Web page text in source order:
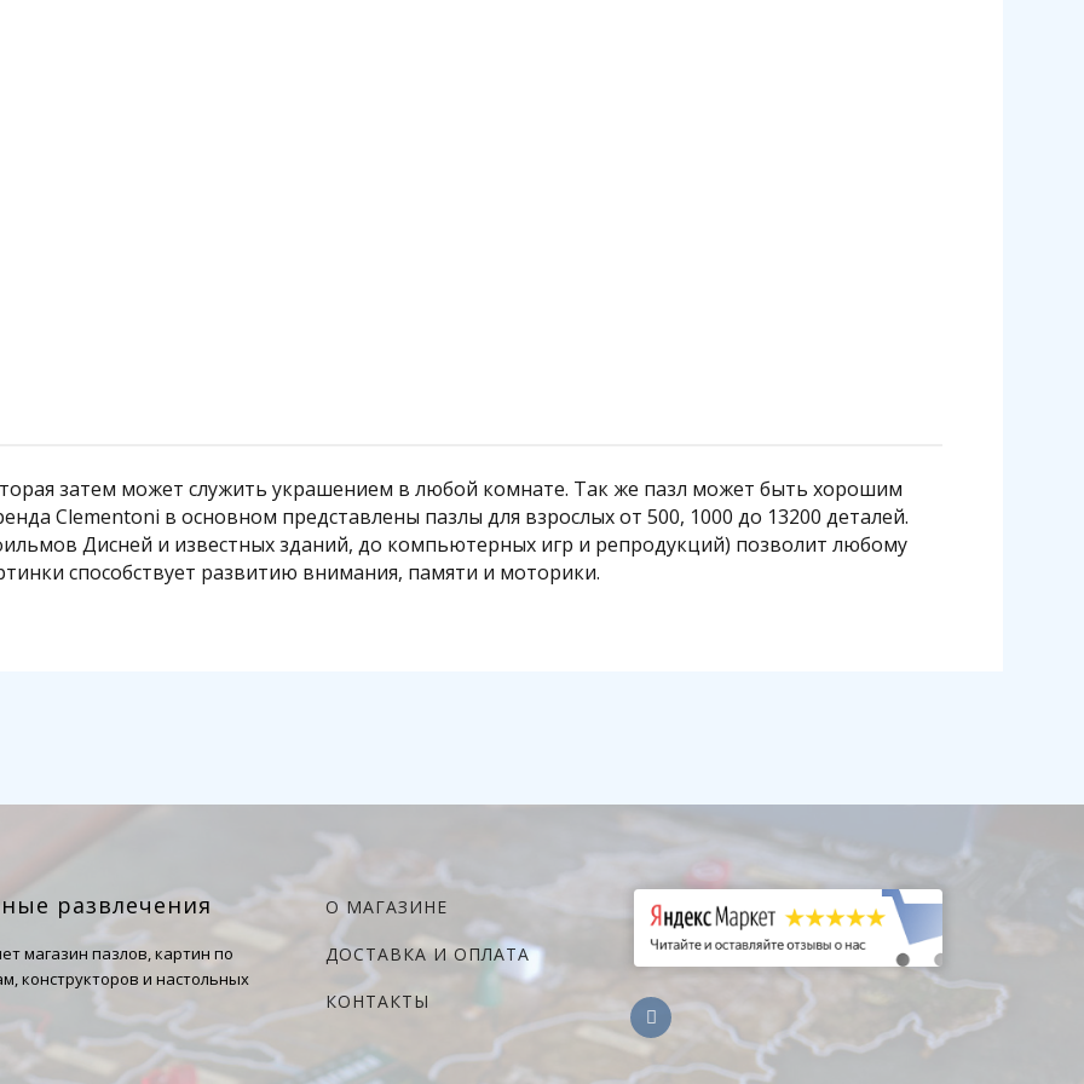
затем может служить украшением в любой комнате. Так же пазл может быть хорошим
Clementoni в основном представлены пазлы для взрослых от 500, 1000 до 13200 деталей.
Дисней и известных зданий, до компьютерных игр и репродукций) позволит любому
способствует развитию внимания, памяти и моторики.
развлечения
магазин пазлов, картин по
конструкторов и настольных
О МАГАЗИНЕ
ДОСТАВКА И ОПЛАТА
КОНТАКТЫ